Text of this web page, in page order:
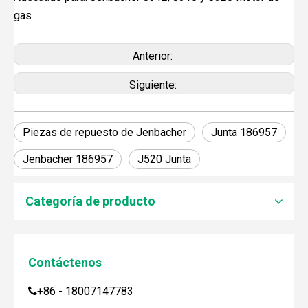
gas
Anterior:
Siguiente:
Piezas de repuesto de Jenbacher Junta 186957
Jenbacher 186957 J520 Junta
Categoría de producto
Contáctenos
+86 - 18007147783
JEBACHER BIOGAS GENERADOR SOBRE EL PROYECTO DE GENERACIÓN DE ENERGÍA DE GOLLES